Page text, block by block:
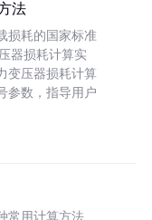
法
损耗的国家标准
器损耗计算实
变压器损耗计算
参数，指导用户
常用计算方法